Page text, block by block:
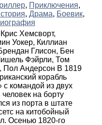
, Приключения,
, Драма, Боевик,
Хемсворт,
Уокер, Киллиан
Глисон, Бен
Фэйрли, Том
Пол Андерсон В 1819
корабль
с командой из двух
человек на борту
из порта в штате
на китобойный
Осенью 1820-го